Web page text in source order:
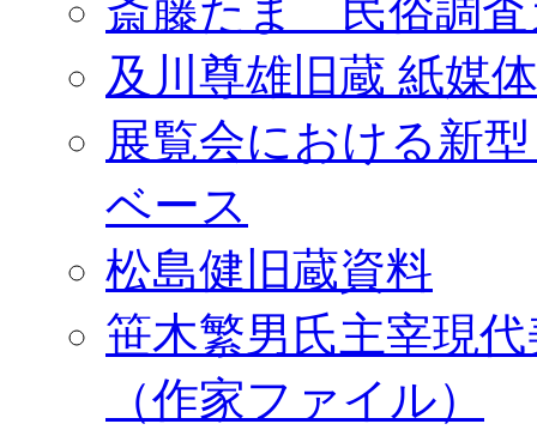
斎藤たま 民俗調査
及川尊雄旧蔵 紙媒
展覧会における新
ベース
松島健旧蔵資料
笹木繁男氏主宰現
（作家ファイル）